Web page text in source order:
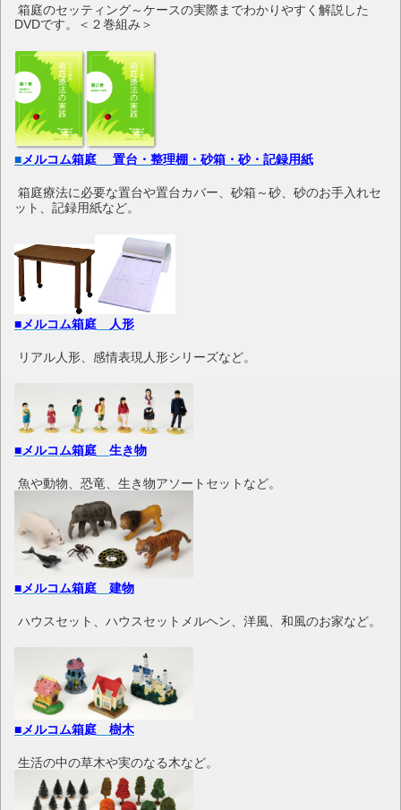
箱庭のセッティング～ケースの実際までわかりやすく解説した
DVDです。＜２巻組み＞
■メルコム箱庭 置台・整理棚・砂箱・砂・記録用紙
箱庭療法に必要な置台や置台カバー、砂箱～砂、砂のお手入れセ
ット、記録用紙など。
■メルコム箱庭 人形
リアル人形、感情表現人形シリーズなど。
■メルコム箱庭 生き物
魚や動物、恐竜、生き物アソートセットなど。
■メルコム箱庭 建物
ハウスセット、ハウスセットメルヘン、洋風、和風のお家など。
■メルコム箱庭 樹木
生活の中の草木や実のなる木など。